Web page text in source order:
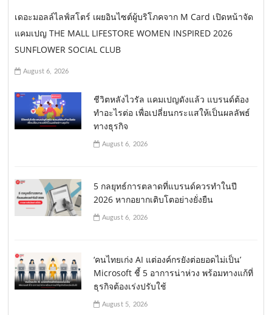
เดอะมอลล์ไลฟ์สโตร์ เผยอินไซต์ผู้บริโภคจาก M Card เปิดหน้าจัด
แคมเปญ THE MALL LIFESTORE WOMEN INSPIRED 2026
SUNFLOWER SOCIAL CLUB
August 6, 2026
ชีวิตหลังไวรัล แคมเปญดังแล้ว แบรนด์ต้อง
ทำอะไรต่อ เพื่อเปลี่ยนกระแสให้เป็นผลลัพธ์
ทางธุรกิจ
August 6, 2026
5 กลยุทธ์การตลาดที่แบรนด์ควรทำในปี
2026 หากอยากเติบโตอย่างยั่งยืน
August 6, 2026
‘คนไทยเก่ง AI แต่องค์กรยังต่อยอดไม่เป็น’
Microsoft ชี้ 5 อาการน่าห่วง พร้อมทางแก้ที่
ธุรกิจต้องเร่งปรับใช้
August 5, 2026